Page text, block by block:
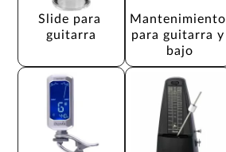
Slide para
guitarra
Mantenimiento
para guitarra y
bajo